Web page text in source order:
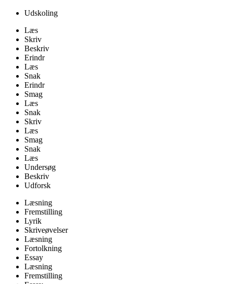
Udskoling
Læs
Skriv
Beskriv
Erindr
Læs
Snak
Erindr
Smag
Læs
Snak
Skriv
Læs
Smag
Snak
Læs
Undersøg
Beskriv
Udforsk
Læsning
Fremstilling
Lyrik
Skriveøvelser
Læsning
Fortolkning
Essay
Læsning
Fremstilling